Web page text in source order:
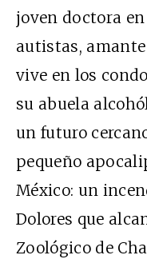
joven doctora
autistas,
vive en los
su abuela
un futuro
pequeño
México: un
Dolores que
Zoológico de